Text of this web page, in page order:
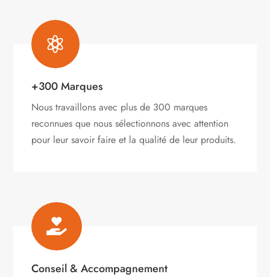

+300 Marques
Nous travaillons avec plus de 300 marques
reconnues que nous sélectionnons avec attention
pour leur savoir faire et la qualité de leur produits.

Conseil & Accompagnement